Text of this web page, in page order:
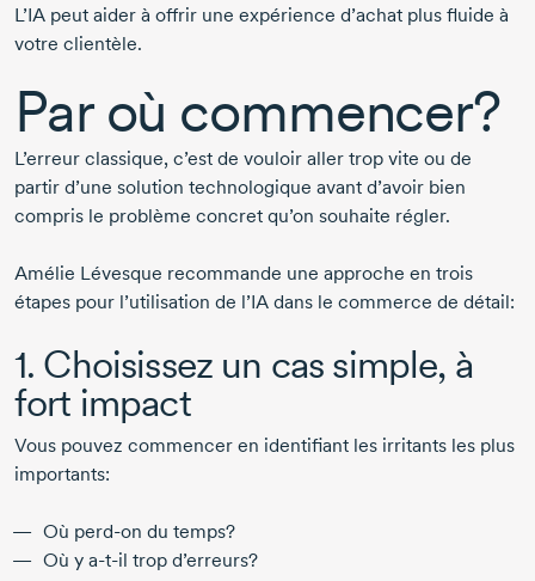
L’IA peut aider à offrir une expérience d’achat plus fluide à
votre clientèle.
Par où commencer?
L’erreur classique, c’est de vouloir aller trop vite ou de
partir d’une solution technologique avant d’avoir bien
compris le problème concret qu’on souhaite régler.
Amélie Lévesque recommande une approche en trois
étapes pour l’utilisation de l’IA dans le commerce de détail:
1. Choisissez un cas simple, à
fort impact
Vous pouvez commencer en identifiant les irritants les plus
importants:
Où perd-on du temps?
Où y a-t-il trop d’erreurs?